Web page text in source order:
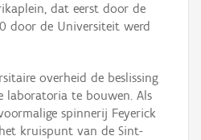
dat eerst door de
door de Universiteit werd
overheid de beslissing
laboratoria te bouwen. Als
spinnerij Feyerick
kruispunt van de Sint-